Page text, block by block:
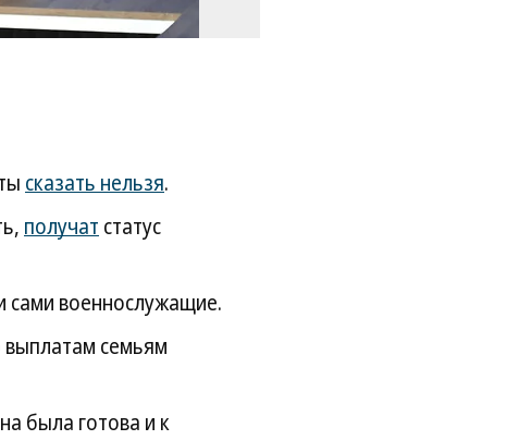
сказать нельзя.
получат статус
сами военнослужащие.
семьям
была готова и к